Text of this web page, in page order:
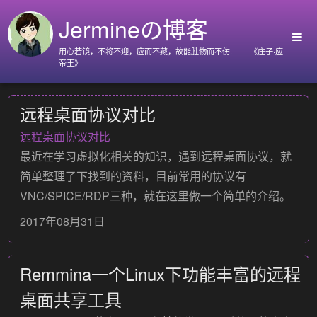
Jermineの博客
用心若镜，不将不迎，应而不藏，故能胜物而不伤. ——《庄子·应
帝王》
首页
Github
Go语言标准库
Nyx
关于我
远程桌面协议对比
远程桌面协议对比
最近在学习虚拟化相关的知识，遇到远程桌面协议，就
简单整理了下找到的资料，目前常用的协议有
VNC/SPICE/RDP三种，就在这里做一个简单的介绍。
2017年08月31日
Remmina一个Linux下功能丰富的远程
桌面共享工具